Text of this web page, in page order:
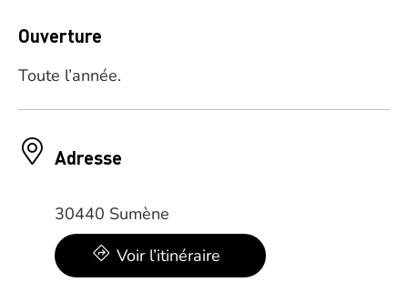
Ouverture
Toute l’année.
Adresse
30440 Sumène
Voir l’itinéraire